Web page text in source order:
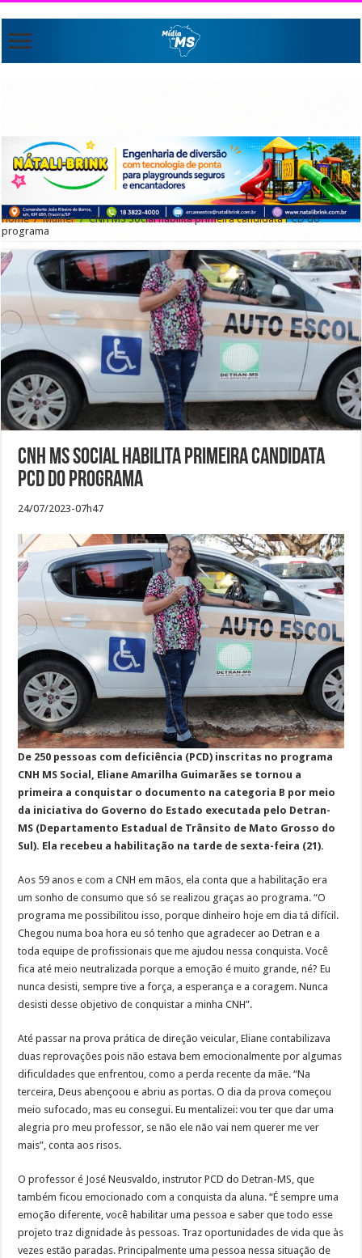
Home / Mulher / CNH MS Social habilita primeira candidata PCD do
programa
CNH MS Social habilita primeira candidata
PCD do programa
24/07/2023-07h47
De 250 pessoas com deficiência (PCD) inscritas no programa
CNH MS Social, Eliane Amarilha Guimarães se tornou a
primeira a conquistar o documento na categoria B por meio
da iniciativa do Governo do Estado executada pelo Detran-
MS (Departamento Estadual de Trânsito de Mato Grosso do
Sul). Ela recebeu a habilitação na tarde de sexta-feira (21).
Aos 59 anos e com a CNH em mãos, ela conta que a habilitação era
um sonho de consumo que só se realizou graças ao programa. “O
programa me possibilitou isso, porque dinheiro hoje em dia tá difícil.
Chegou numa boa hora eu só tenho que agradecer ao Detran e a
toda equipe de profissionais que me ajudou nessa conquista. Você
fica até meio neutralizada porque a emoção é muito grande, né? Eu
nunca desisti, sempre tive a força, a esperança e a coragem. Nunca
desisti desse objetivo de conquistar a minha CNH”.
Até passar na prova prática de direção veicular, Eliane contabilizava
duas reprovações pois não estava bem emocionalmente por algumas
dificuldades que enfrentou, como a perda recente da mãe. “Na
terceira, Deus abençoou e abriu as portas. O dia da prova começou
meio sufocado, mas eu consegui. Eu mentalizei: vou ter que dar uma
alegria pro meu professor, se não ele não vai nem querer me ver
mais”, conta aos risos.
O professor é José Neusvaldo, instrutor PCD do Detran-MS, que
também ficou emocionado com a conquista da aluna. “É sempre uma
emoção diferente, você habilitar uma pessoa e saber que todo esse
projeto traz dignidade às pessoas. Traz oportunidades de vida que às
vezes estão paradas. Principalmente uma pessoa nessa situação de